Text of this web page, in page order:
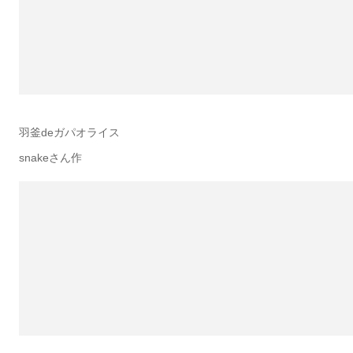
羽釜deガパオライス
snakeさん作